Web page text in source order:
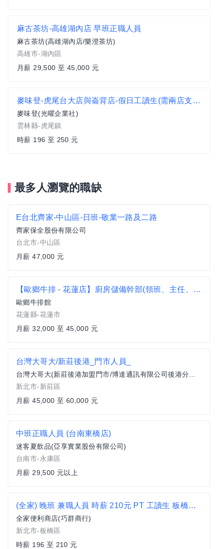
麻古茶坊-高雄湖內店 早班正職人員
麻古茶坊(高雄湖內店/樂澄茶坊)
高雄市-湖內區
月薪 29,500 至 45,000 元
麥味登-虎尾台大店與崙背店-假日工讀生(需兩店支援)
麥味登(光曜企業社)
雲林縣-虎尾鎮
時薪 196 至 250 元
最多人瀏覽的職缺
E台北齊家-中山區-日班-敬業一路及二路
齊家保全股份有限公司
台北市-中山區
月薪 47,000 元
【歐鄉牛排 - 花蓮店】廚房儲備幹部(領班、主任、大廚)
歐鄉牛排館
花蓮縣-花蓮市
月薪 32,000 至 45,000 元
台灣大哥大/新莊後港_門市人員_
新北市-新莊區
月薪 45,000 至 60,000 元
中班正職人員 (台南東橋店)
迷客夏飲品(亞享實業股份有限公司)
台南市-永康區
月薪 29,500 元以上
(全家) 晚班 兼職人員 時薪 210元 PT 工讀生 板橋區 便利商店 超商 非7-11 新海國中 新海國小 英士路
全家便利商店(巧群商行)
新北市-板橋區
時薪 196 至 210 元